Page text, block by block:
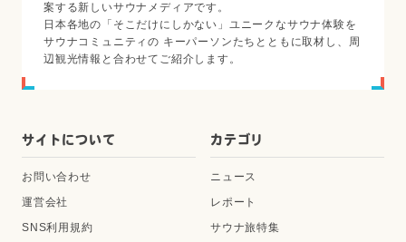
案する新しいサウナメディアです。
日本各地の「そこだけにしかない」ユニークなサウナ体験を
サウナコミュニティの キーパーソンたちとともに取材し、周
辺観光情報と合わせてご紹介します。
サイトについて
お問い合わせ
運営会社
SNS利用規約
カテゴリ
ニュース
レポート
サウナ旅特集